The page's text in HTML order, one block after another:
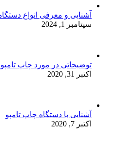
آشنایی و معرفی انواع
سپتامبر 1, 2024
توضیحاتی در مورد چاپ
اکتبر 31, 2020
آشنایی با دستگاه چاپ تامپو
اکتبر 7, 2020